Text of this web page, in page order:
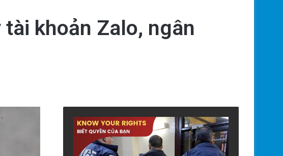
khoản Zalo, ngân